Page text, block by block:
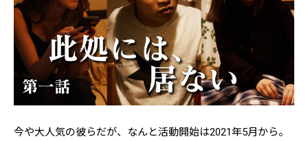
今や大人気の彼らだが、なんと活動開始は2021年5月から。